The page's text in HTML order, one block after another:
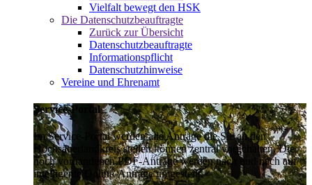
Vielfalt bewegt den HSK
Die Datenschutzbeauftragte
Zurück zur Übersicht
Datenschutzbeauftragte
Informationspflicht
Datenschutzhinweise
Vereine und Ehrenamt
Service-Portal
Im Service-Portal werden alle Anträge die Sie an den
Hochsauerlandkreis stellen können zentral vorgehalten. Die
noch vorhandenen PDF-Anträge werden nach und nach auf
intelligente Online-Anträge umgestellt.